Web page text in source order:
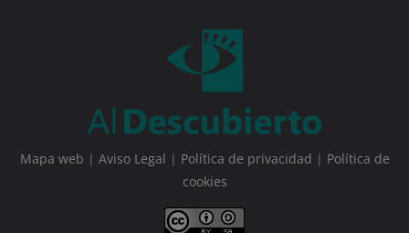
Mapa web | Aviso Legal | Política de privacidad | Política de
cookies